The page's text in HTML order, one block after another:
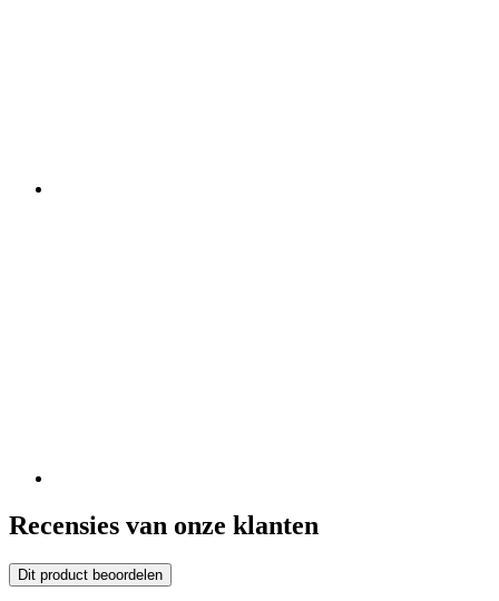
Recensies van onze klanten
Dit product beoordelen